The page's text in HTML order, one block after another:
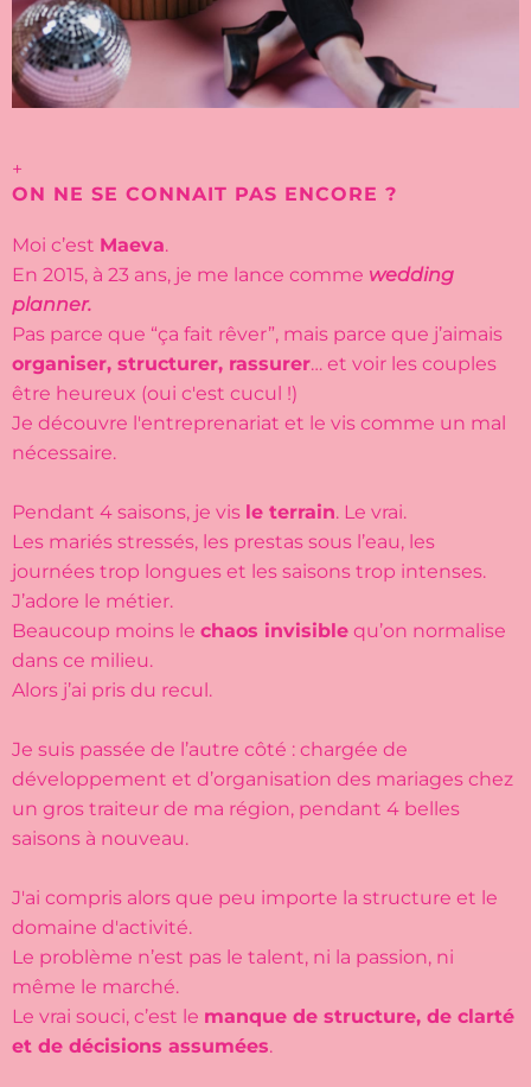
+
ON NE SE CONNAIT PAS ENCORE ?
Moi c’est Maeva.
En 2015, à 23 ans, je me lance comme wedding
planner.
Pas parce que “ça fait rêver”, mais parce que j’aimais
organiser, structurer, rassurer… et voir les couples
être heureux (oui c'est cucul !)
Je découvre l'entreprenariat et le vis comme un mal
nécessaire.
Pendant 4 saisons, je vis le terrain. Le vrai.
Les mariés stressés, les prestas sous l’eau, les
journées trop longues et les saisons trop intenses.
J’adore le métier.
Beaucoup moins le chaos invisible qu’on normalise
dans ce milieu.
Alors j’ai pris du recul.
Je suis passée de l’autre côté : chargée de
développement et d’organisation des mariages chez
un gros traiteur de ma région, pendant 4 belles
saisons à nouveau.
J'ai compris alors que peu importe la structure et le
domaine d'activité.
Le problème n’est pas le talent, ni la passion, ni
même le marché.
Le vrai souci, c’est le manque de structure, de clarté
et de décisions assumées.